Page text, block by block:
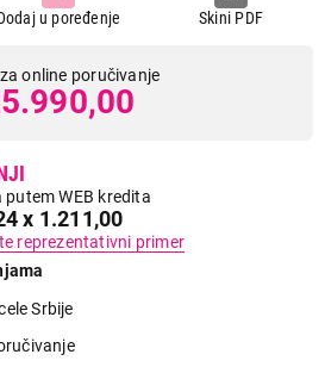
Skini PDF
u poređenje
online poručivanje
putem WEB kredita
x 1.211,00
reprezentativni primer
Srbije